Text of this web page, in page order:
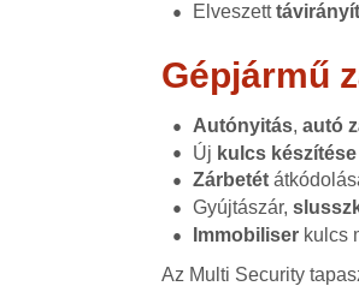
Elveszett
Gépjármű
Autónyitás,autó
Új kulcs készítése
Zárbetét
Gyújtászár,
Immobiliser kulcs
Az Multi Security